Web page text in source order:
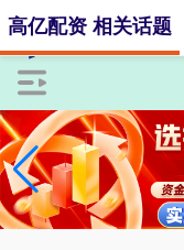
高亿配资 相关话题